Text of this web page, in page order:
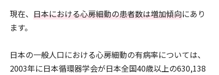
現在、 日本における心房細動の患者数は増加傾向にあり
ます。
日本の一般人口における心房細動の有病率については、
2003年に日本循環器学会が日本全国40歳以上の630,138